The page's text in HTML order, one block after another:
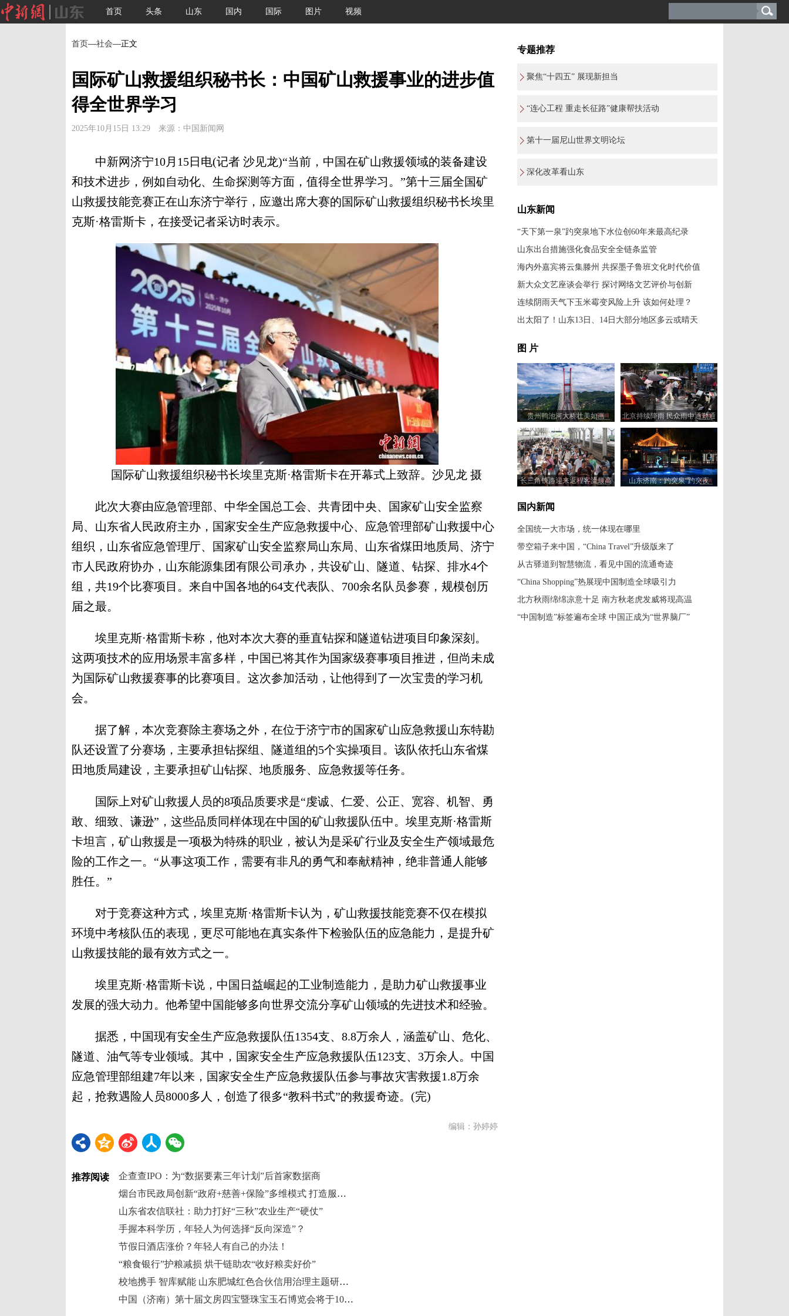
首页 头条 山东 国内 国际 图片 视频
首页—社会—正文
国际矿山救援组织秘书长：中国矿山救援事业的进步值
得全世界学习
2025年10月15日 13:29 来源：中国新闻网
中新网济宁10月15日电(记者 沙见龙)“当前，中国在矿山救援领域的装备建设
和技术进步，例如自动化、生命探测等方面，值得全世界学习。”第十三届全国矿
山救援技能竞赛正在山东济宁举行，应邀出席大赛的国际矿山救援组织秘书长埃里
克斯·格雷斯卡，在接受记者采访时表示。
国际矿山救援组织秘书长埃里克斯·格雷斯卡在开幕式上致辞。沙见龙 摄
此次大赛由应急管理部、中华全国总工会、共青团中央、国家矿山安全监察
局、山东省人民政府主办，国家安全生产应急救援中心、应急管理部矿山救援中心
组织，山东省应急管理厅、国家矿山安全监察局山东局、山东省煤田地质局、济宁
市人民政府协办，山东能源集团有限公司承办，共设矿山、隧道、钻探、排水4个
组，共19个比赛项目。来自中国各地的64支代表队、700余名队员参赛，规模创历
届之最。
埃里克斯·格雷斯卡称，他对本次大赛的垂直钻探和隧道钻进项目印象深刻。
这两项技术的应用场景丰富多样，中国已将其作为国家级赛事项目推进，但尚未成
为国际矿山救援赛事的比赛项目。这次参加活动，让他得到了一次宝贵的学习机
会。
据了解，本次竞赛除主赛场之外，在位于济宁市的国家矿山应急救援山东特勘
队还设置了分赛场，主要承担钻探组、隧道组的5个实操项目。该队依托山东省煤
田地质局建设，主要承担矿山钻探、地质服务、应急救援等任务。
国际上对矿山救援人员的8项品质要求是“虔诚、仁爱、公正、宽容、机智、勇
敢、细致、谦逊”，这些品质同样体现在中国的矿山救援队伍中。埃里克斯·格雷斯
卡坦言，矿山救援是一项极为特殊的职业，被认为是采矿行业及安全生产领域最危
险的工作之一。“从事这项工作，需要有非凡的勇气和奉献精神，绝非普通人能够
胜任。”
对于竞赛这种方式，埃里克斯·格雷斯卡认为，矿山救援技能竞赛不仅在模拟
环境中考核队伍的表现，更尽可能地在真实条件下检验队伍的应急能力，是提升矿
山救援技能的最有效方式之一。
埃里克斯·格雷斯卡说，中国日益崛起的工业制造能力，是助力矿山救援事业
发展的强大动力。他希望中国能够多向世界交流分享矿山领域的先进技术和经验。
据悉，中国现有安全生产应急救援队伍1354支、8.8万余人，涵盖矿山、危化、
隧道、油气等专业领域。其中，国家安全生产应急救援队伍123支、3万余人。中国
应急管理部组建7年以来，国家安全生产应急救援队伍参与事故灾害救援1.8万余
起，抢救遇险人员8000多人，创造了很多“教科书式”的救援奇迹。(完)
编辑：孙婷婷
推荐阅读
企查查IPO：为“数据要素三年计划”后首家数据商
烟台市民政局创新“政府+慈善+保险”多维模式 打造服务类社会救助发展新生态
山东省农信联社：助力打好“三秋”农业生产“硬仗”
手握本科学历，年轻人为何选择“反向深造”？
节假日酒店涨价？年轻人有自己的办法！
“粮食银行”护粮减损 烘干链助农“收好粮卖好价”
校地携手 智库赋能 山东肥城红色合伙信用治理主题研讨会召开
中国（济南）第十届文房四宝暨珠宝玉石博览会将于10月16日开幕
专题推荐
聚焦“十四五” 展现新担当
“连心工程 重走长征路”健康帮扶活动
第十一届尼山世界文明论坛
深化改革看山东
山东新闻
“天下第一泉”趵突泉地下水位创60年来最高纪录
山东出台措施强化食品安全全链条监管
海内外嘉宾将云集滕州 共探墨子鲁班文化时代价值
新大众文艺座谈会举行 探讨网络文艺评价与创新
连续阴雨天气下玉米霉变风险上升 该如何处理？
出太阳了！山东13日、14日大部分地区多云或晴天
图 片
贵州鸭池河大桥壮美如画
北京持续降雨 民众雨中通勤通
学
长三角铁路迎来返程客流最高
山东济南：趵突泉“趵突夜
国内新闻
全国统一大市场，统一体现在哪里
带空箱子来中国，“China Travel”升级版来了
从古驿道到智慧物流，看见中国的流通奇迹
“China Shopping”热展现中国制造全球吸引力
北方秋雨绵绵凉意十足 南方秋老虎发威将现高温
“中国制造”标签遍布全球 中国正成为“世界脑厂”